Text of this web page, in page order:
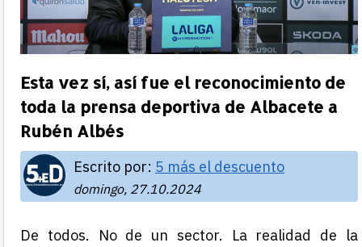
Esta vez sí, así fue el reconocimiento de
toda la prensa deportiva de Albacete a
Rubén Albés
Escrito por: 5 más el descuento
domingo, 27.10.2024
De todos. No de un sector. La realidad de la